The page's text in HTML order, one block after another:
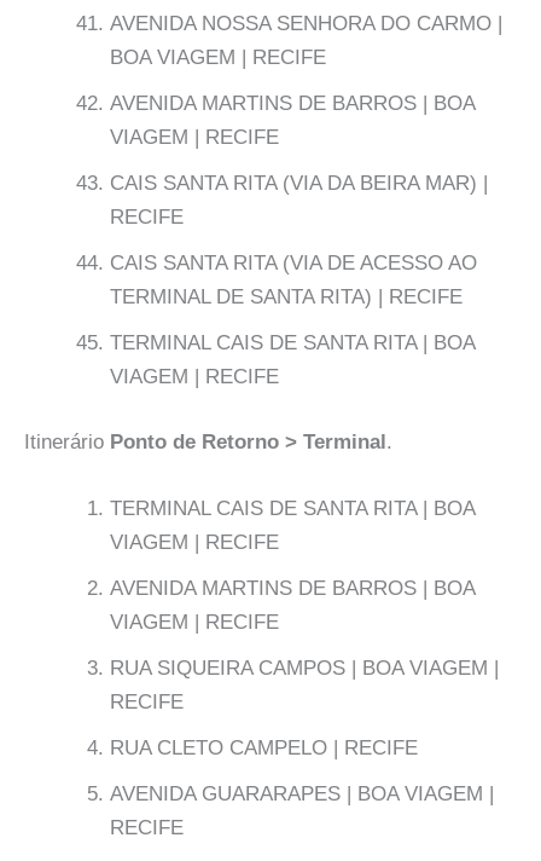
AVENIDA NOSSA SENHORA DO CARMO |
BOA VIAGEM | RECIFE
AVENIDA MARTINS DE BARROS | BOA
VIAGEM | RECIFE
CAIS SANTA RITA (VIA DA BEIRA MAR) |
RECIFE
CAIS SANTA RITA (VIA DE ACESSO AO
TERMINAL DE SANTA RITA) | RECIFE
TERMINAL CAIS DE SANTA RITA | BOA
VIAGEM | RECIFE
Itinerário Ponto de Retorno > Terminal.
TERMINAL CAIS DE SANTA RITA | BOA
VIAGEM | RECIFE
AVENIDA MARTINS DE BARROS | BOA
VIAGEM | RECIFE
RUA SIQUEIRA CAMPOS | BOA VIAGEM |
RECIFE
RUA CLETO CAMPELO | RECIFE
AVENIDA GUARARAPES | BOA VIAGEM |
RECIFE